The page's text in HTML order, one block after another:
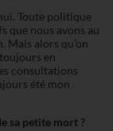
Toute politique
que nous avons au
Mais alors qu’on
en
consultations
été mon
sa petite mort ?